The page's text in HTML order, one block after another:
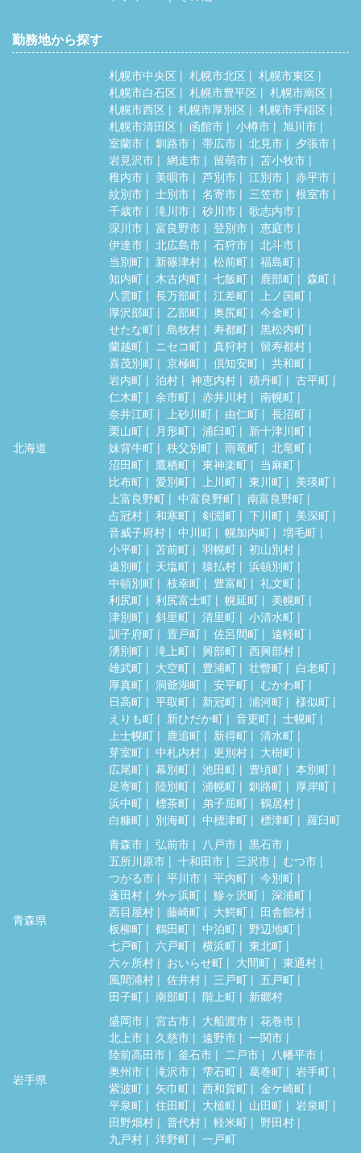
勤務地から探す
北海道
札幌市中央区 札幌市北区
札幌市東区
札幌市白石区
札幌市豊平区
札幌市南区
札幌市西区
札幌市厚別区
札幌市手稲区
札幌市清田区
函館市 小樽市
旭川市
室蘭市
釧路市 帯広市 北見市
夕張市
岩見沢市
網走市 留萌市
苫小牧市
稚内市
美唄市 芦別市 江別市
赤平市
紋別市
士別市 名寄市 三笠市
根室市
千歳市
滝川市 砂川市
歌志内市
深川市
富良野市 登別市
恵庭市
伊達市
北広島市 石狩市
北斗市
当別町
新篠津村 松前町
福島町
知内町
木古内町 七飯町 鹿部町
森町
八雲町
長万部町 江差町
上ノ国町
厚沢部町
乙部町 奥尻町
今金町
せたな町
島牧村 寿都町
黒松内町
蘭越町
ニセコ町 真狩村
留寿都村
喜茂別町
京極町 倶知安町
共和町
岩内町
泊村 神恵内村 積丹町
古平町
仁木町
余市町 赤井川村
南幌町
奈井江町
上砂川町 由仁町
長沼町
栗山町
月形町 浦臼町
新十津川町
妹背牛町
秩父別町 雨竜町
北竜町
沼田町
鷹栖町 東神楽町
当麻町
比布町
愛別町 上川町 東川町
美瑛町
上富良野町
中富良野町
南富良野町
占冠村
和寒町 剣淵町 下川町
美深町
音威子府村
中川町 幌加内町
増毛町
小平町
苫前町 羽幌町
初山別村
遠別町
天塩町 猿払村
浜頓別町
中頓別町
枝幸町 豊富町
礼文町
利尻町
利尻富士町 幌延町
美幌町
津別町
斜里町 清里町
小清水町
訓子府町
置戸町 佐呂間町
遠軽町
湧別町
滝上町 興部町
西興部村
雄武町
大空町 豊浦町 壮瞥町
白老町
厚真町
洞爺湖町 安平町
むかわ町
日高町
平取町 新冠町 浦河町
様似町
えりも町
新ひだか町 音更町
士幌町
上士幌町
鹿追町 新得町
清水町
芽室町
中札内村 更別村
大樹町
広尾町
幕別町 池田町 豊頃町
本別町
足寄町
陸別町 浦幌町 釧路町
厚岸町
浜中町
標茶町 弟子屈町
鶴居村
白糠町
別海町 中標津町 標津町 羅臼町
青森県
青森市 弘前市 八戸市
黒石市
五所川原市
十和田市 三沢市
むつ市
つがる市
平川市 平内町
今別町
蓬田村
外ヶ浜町 鰺ヶ沢町
深浦町
西目屋村
藤崎町 大鰐町
田舎館村
板柳町
鶴田町 中泊町
野辺地町
七戸町
六戸町 横浜町
東北町
六ヶ所村
おいらせ町 大間町
東通村
風間浦村
佐井村 三戸町
五戸町
田子町
南部町 階上町 新郷村
岩手県
盛岡市 宮古市 大船渡市
花巻市
北上市
久慈市 遠野市
一関市
陸前高田市
釜石市 二戸市
八幡平市
奥州市
滝沢市 雫石町 葛巻町
岩手町
紫波町
矢巾町 西和賀町
金ケ崎町
平泉町
住田町 大槌町 山田町
岩泉町
田野畑村
普代村 軽米町
野田村
九戸村
洋野町 一戸町